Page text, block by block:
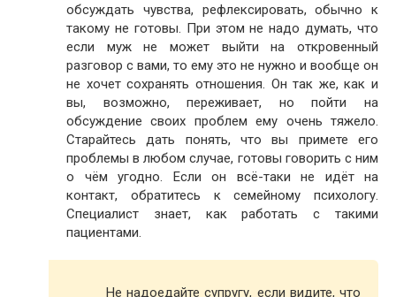
обсуждать чувства, рефлексировать, обычно к
такому не готовы. При этом не надо думать, что
если муж не может выйти на откровенный
разговор с вами, то ему это не нужно и вообще он
не хочет сохранять отношения. Он так же, как и
вы, возможно, переживает, но пойти на
обсуждение своих проблем ему очень тяжело.
Старайтесь дать понять, что вы примете его
проблемы в любом случае, готовы говорить с ним
о чём угодно. Если он всё-таки не идёт на
контакт, обратитесь к семейному психологу.
Специалист знает, как работать с такими
пациентами.
Не надоедайте супругу, если видите, что